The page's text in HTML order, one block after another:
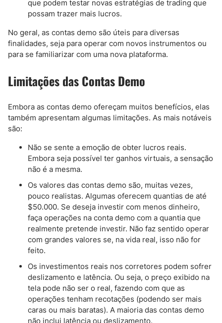
que podem testar novas estratégias de trading que
possam trazer mais lucros.
No geral, as contas demo são úteis para diversas
finalidades, seja para operar com novos instrumentos ou
para se familiarizar com uma nova plataforma.
Limitações das Contas Demo
Embora as contas demo ofereçam muitos benefícios, elas
também apresentam algumas limitações. As mais notáveis
são:
Não se sente a emoção de obter lucros reais.
Embora seja possível ter ganhos virtuais, a sensação
não é a mesma.
Os valores das contas demo são, muitas vezes,
pouco realistas. Algumas oferecem quantias de até
$50.000. Se deseja investir com menos dinheiro,
faça operações na conta demo com a quantia que
realmente pretende investir. Não faz sentido operar
com grandes valores se, na vida real, isso não for
feito.
Os investimentos reais nos corretores podem sofrer
deslizamento e latência. Ou seja, o preço exibido na
tela pode não ser o real, fazendo com que as
operações tenham recotações (podendo ser mais
caras ou mais baratas). A maioria das contas demo
não inclui latência ou deslizamento.